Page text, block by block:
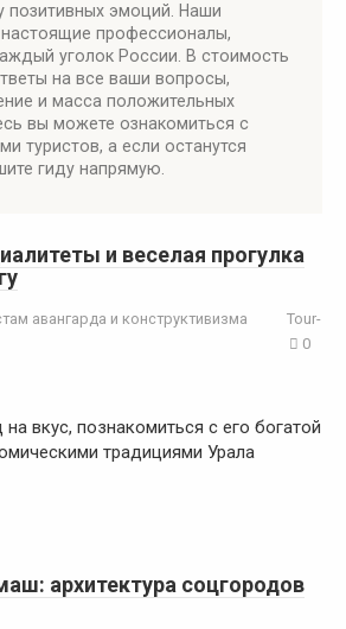
позитивных эмоций. Наши
профессионалы,
уголок России. В стоимость
на все ваши вопросы,
и масса положительных
вы можете ознакомиться с
туристов, а если останутся
гиду напрямую.
и веселая прогулка
авангарда и конструктивизма
Tour-
0
вкус, познакомиться с его богатой
традициями Урала
архитектура соцгородов